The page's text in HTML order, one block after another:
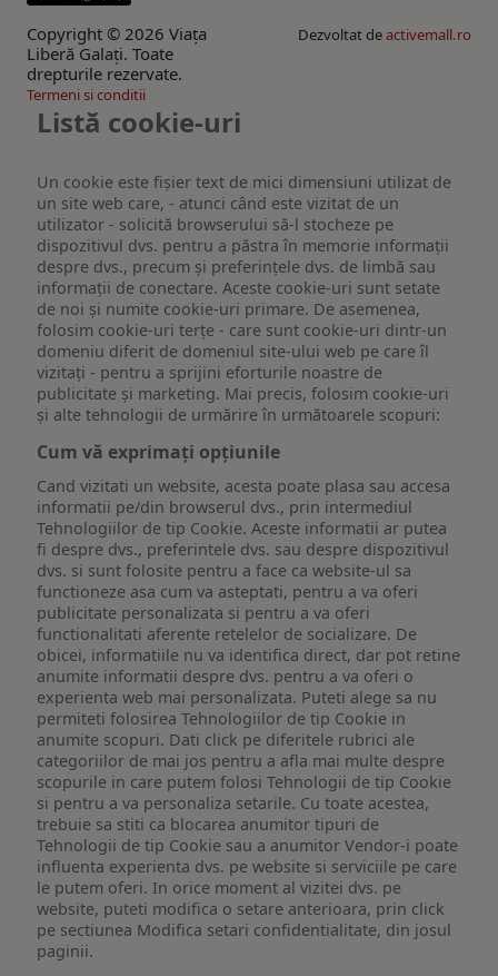
Copyright © 2026 Viaţa
Liberă Galaţi. Toate
drepturile rezervate.
Dezvoltat deactivemall.ro
Termeni si conditii
Listă cookie-uri
Un cookie este fişier text de mici dimensiuni utilizat de
un site web care, - atunci când este vizitat de un
utilizator - solicită browserului să-l stocheze pe
dispozitivul dvs. pentru a păstra în memorie informații
despre dvs., precum și preferințele dvs. de limbă sau
informații de conectare. Aceste cookie-uri sunt setate
de noi și numite cookie-uri primare. De asemenea,
folosim cookie-uri terțe - care sunt cookie-uri dintr-un
domeniu diferit de domeniul site-ului web pe care îl
vizitați - pentru a sprijini eforturile noastre de
publicitate și marketing. Mai precis, folosim cookie-uri
și alte tehnologii de urmărire în următoarele scopuri:
Cum vă exprimați opțiunile
Cand vizitati un website, acesta poate plasa sau accesa
informatii pe/din browserul dvs., prin intermediul
Tehnologiilor de tip Cookie. Aceste informatii ar putea
fi despre dvs., preferintele dvs. sau despre dispozitivul
dvs. si sunt folosite pentru a face ca website-ul sa
functioneze asa cum va asteptati, pentru a va oferi
publicitate personalizata si pentru a va oferi
functionalitati aferente retelelor de socializare. De
obicei, informatiile nu va identifica direct, dar pot retine
anumite informatii despre dvs. pentru a va oferi o
experienta web mai personalizata. Puteti alege sa nu
permiteti folosirea Tehnologiilor de tip Cookie in
anumite scopuri. Dati click pe diferitele rubrici ale
categoriilor de mai jos pentru a afla mai multe despre
scopurile in care putem folosi Tehnologii de tip Cookie
si pentru a va personaliza setarile. Cu toate acestea,
trebuie sa stiti ca blocarea anumitor tipuri de
Tehnologii de tip Cookie sau a anumitor Vendor-i poate
influenta experienta dvs. pe website si serviciile pe care
le putem oferi. In orice moment al vizitei dvs. pe
website, puteti modifica o setare anterioara, prin click
pe sectiunea Modifica setari confidentialitate, din josul
paginii.